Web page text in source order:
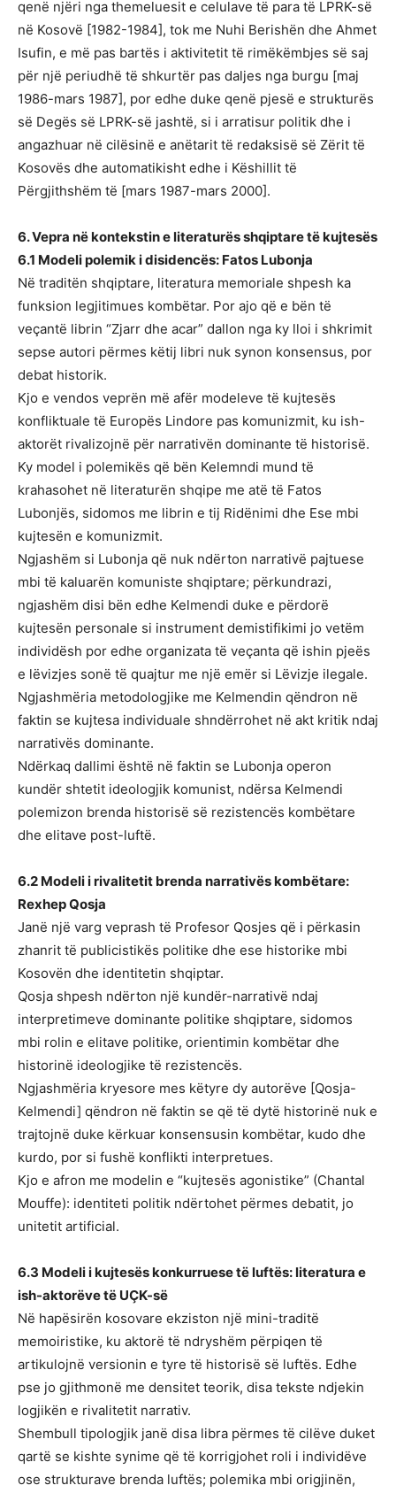
qenë njëri nga themeluesit e celulave të para të LPRK-së
në Kosovë [1982-1984], tok me Nuhi Berishën dhe Ahmet
Isufin, e më pas bartës i aktivitetit të rimëkëmbjes së saj
për një periudhë të shkurtër pas daljes nga burgu [maj
1986-mars 1987], por edhe duke qenë pjesë e strukturës
së Degës së LPRK-së jashtë, si i arratisur politik dhe i
angazhuar në cilësinë e anëtarit të redaksisë së Zërit të
Kosovës dhe automatikisht edhe i Këshillit të
Përgjithshëm të [mars 1987-mars 2000].
6. Vepra në kontekstin e literaturës shqiptare të kujtesës
6.1 Modeli polemik i disidencës: Fatos Lubonja
Në traditën shqiptare, literatura memoriale shpesh ka
funksion legjitimues kombëtar. Por ajo që e bën të
veçantë librin “Zjarr dhe acar” dallon nga ky lloi i shkrimit
sepse autori përmes këtij libri nuk synon konsensus, por
debat historik.
Kjo e vendos veprën më afër modeleve të kujtesës
konfliktuale të Europës Lindore pas komunizmit, ku ish-
aktorët rivalizojnë për narrativën dominante të historisë.
Ky model i polemikës që bën Kelemndi mund të
krahasohet në literaturën shqipe me atë të Fatos
Lubonjës, sidomos me librin e tij Ridënimi dhe Ese mbi
kujtesën e komunizmit.
Ngjashëm si Lubonja që nuk ndërton narrativë pajtuese
mbi të kaluarën komuniste shqiptare; përkundrazi,
ngjashëm disi bën edhe Kelmendi duke e përdorë
kujtesën personale si instrument demistifikimi jo vetëm
individësh por edhe organizata të veçanta që ishin pjeës
e lëvizjes sonë të quajtur me një emër si Lëvizje ilegale.
Ngjashmëria metodologjike me Kelmendin qëndron në
faktin se kujtesa individuale shndërrohet në akt kritik ndaj
narrativës dominante.
Ndërkaq dallimi është në faktin se Lubonja operon
kundër shtetit ideologjik komunist, ndërsa Kelmendi
polemizon brenda historisë së rezistencës kombëtare
dhe elitave post-luftë.
6.2 Modeli i rivalitetit brenda narrativës kombëtare:
Rexhep Qosja
Janë një varg veprash të Profesor Qosjes që i përkasin
zhanrit të publicistikës politike dhe ese historike mbi
Kosovën dhe identitetin shqiptar.
Qosja shpesh ndërton një kundër-narrativë ndaj
interpretimeve dominante politike shqiptare, sidomos
mbi rolin e elitave politike, orientimin kombëtar dhe
historinë ideologjike të rezistencës.
Ngjashmëria kryesore mes këtyre dy autorëve [Qosja-
Kelmendi] qëndron në faktin se që të dytë historinë nuk e
trajtojnë duke kërkuar konsensusin kombëtar, kudo dhe
kurdo, por si fushë konflikti interpretues.
Kjo e afron me modelin e “kujtesës agonistike” (Chantal
Mouffe): identiteti politik ndërtohet përmes debatit, jo
unitetit artificial.
6.3 Modeli i kujtesës konkurruese të luftës: literatura e
ish-aktorëve të UÇK-së
Në hapësirën kosovare ekziston një mini-traditë
memoiristike, ku aktorë të ndryshëm përpiqen të
artikulojnë versionin e tyre të historisë së luftës. Edhe
pse jo gjithmonë me densitet teorik, disa tekste ndjekin
logjikën e rivalitetit narrativ.
Shembull tipologjik janë disa libra përmes të cilëve duket
qartë se kishte synime që të korrigjohet roli i individëve
ose strukturave brenda luftës; polemika mbi origjinën,